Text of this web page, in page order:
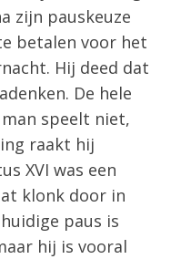
zijn pauskeuze
betalen voor het
Hij deed dat
De hele
speelt niet,
raakt hij
XVI was een
klonk door in
paus is
hij is vooral